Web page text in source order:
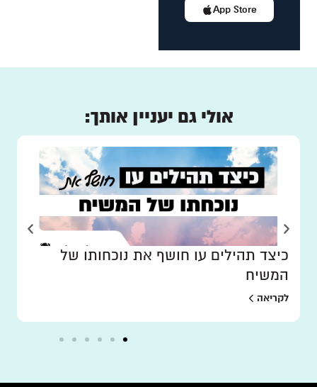
App Store
אולי גם יעניין אותך:
כיצד תהילים עו חושף את נוכחותו של
המשיח
לקריאה